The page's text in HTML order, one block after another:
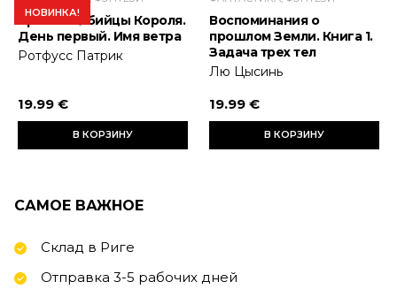
НОВИНКА!
Хроника Убийцы Короля.
День первый. Имя ветра
Ротфусс Патрик
19.99 €
В КОРЗИНУ
Воспоминания о
прошлом Земли. Книга 1.
Задача трех тел
Лю Цысинь
19.99 €
В КОРЗИНУ
САМОЕ ВАЖНОЕ
Склад в Риге
Отправка 3-5 рабочих дней